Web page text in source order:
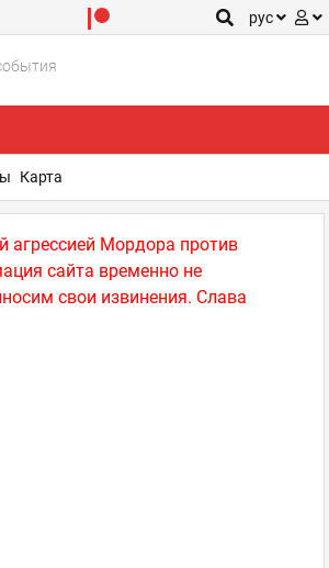
рус
агрессией Мордора против
сайта временно не
свои извинения. Слава
Карта